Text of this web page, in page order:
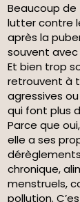
Beaucoup
lutter contre
après la
souvent
Et bien trop
retrouvent à
agressives
qui font plus
Parce que
elle a ses
chronique,
menstruels,
pollution.